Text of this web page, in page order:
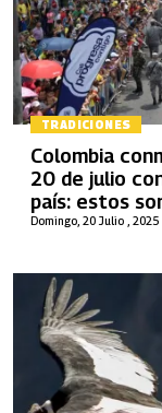
TRADICIONES
Domingo, 20 Julio , 2025
Colombia
20 de julio
país: estos